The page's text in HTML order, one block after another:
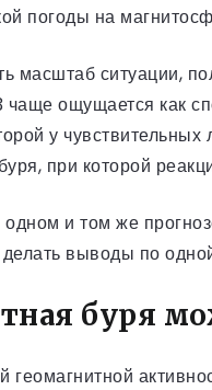
погоды на
масштаб ситуации,
ощущается как
у
при которой
и том же
выводы по
буря